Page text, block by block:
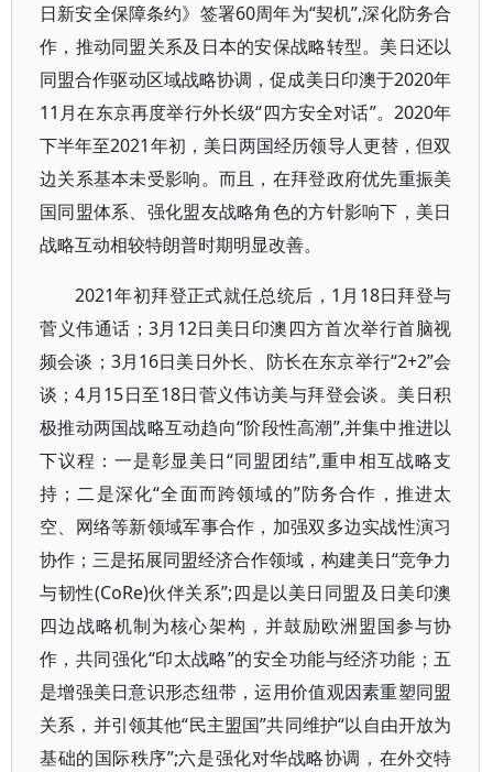
日新安全保障条约》签署60周年为“契机”,深化防务合
作，推动同盟关系及日本的安保战略转型。美日还以
同盟合作驱动区域战略协调，促成美日印澳于2020年
11月在东京再度举行外长级“四方安全对话”。2020年
下半年至2021年初，美日两国经历领导人更替，但双
边关系基本未受影响。而且，在拜登政府优先重振美
国同盟体系、强化盟友战略角色的方针影响下，美日
战略互动相较特朗普时期明显改善。
2021年初拜登正式就任总统后，1月18日拜登与
菅义伟通话；3月12日美日印澳四方首次举行首脑视
频会谈；3月16日美日外长、防长在东京举行“2+2”会
谈；4月15日至18日菅义伟访美与拜登会谈。美日积
极推动两国战略互动趋向“阶段性高潮”,并集中推进以
下议程：一是彰显美日“同盟团结”,重申相互战略支
持；二是深化“全面而跨领域的”防务合作，推进太
空、网络等新领域军事合作，加强双多边实战性演习
协作；三是拓展同盟经济合作领域，构建美日“竞争力
与韧性(CoRe)伙伴关系”;四是以美日同盟及日美印澳
四边战略机制为核心架构，并鼓励欧洲盟国参与协
作，共同强化“印太战略”的安全功能与经济功能；五
是增强美日意识形态纽带，运用价值观因素重塑同盟
关系，并引领其他“民主盟国”共同维护“以自由开放为
基础的国际秩序”;六是强化对华战略协调，在外交特